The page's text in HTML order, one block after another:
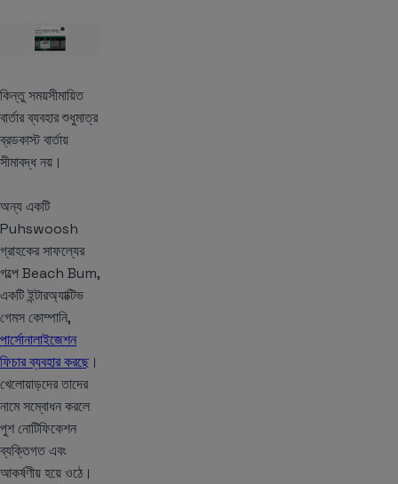
কিন্তু সময়সীমায়িত
বার্তার ব্যবহার শুধুমাত্র
ব্রডকাস্ট বার্তায়
সীমাবদ্ধ নয়।
অন্য একটি
Puhswoosh
গ্রাহকের সাফল্যের
গল্পে Beach Bum,
একটি ইন্টারঅ্যাক্টিভ
গেমস কোম্পানি,
পার্সোনালাইজেশন
ফিচার ব্যবহার করছে ।
খেলোয়াড়দের তাদের
নামে সম্বোধন করলে
পুশ নোটিফিকেশন
ব্যক্তিগত এবং
আকর্ষণীয় হয়ে ওঠে।